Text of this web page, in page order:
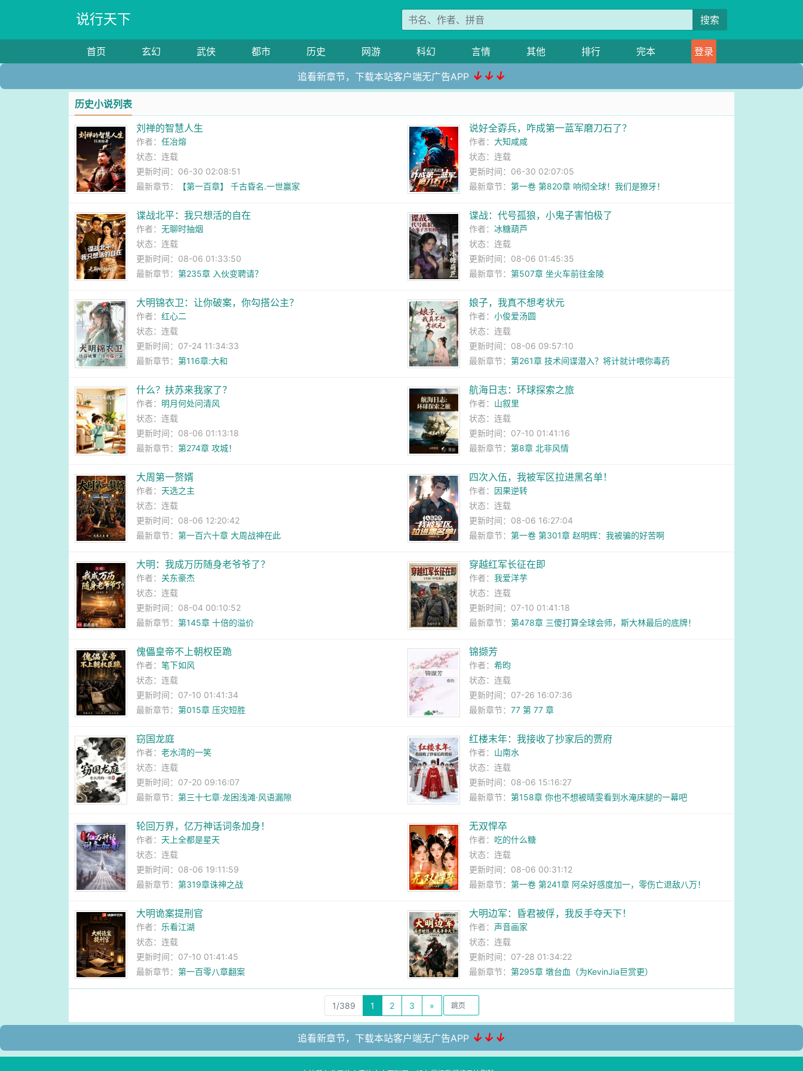
说行天下 搜索
首页 玄幻 武侠 都市 历史 网游 科幻 言情 其他 排行 完本 登录
追看新章节，下载本站客户端无广告APP ↓↓↓
历史小说列表
刘禅的智慧人生
作者：任冶熔
状态：连载
更新时间：06-30 02:08:51
最新章节：
【第一百章】 千古昏名.一世赢家
说好全孬兵，咋成第一蓝军磨刀石了？
作者： 大知咸咸
状态：连载
更新时间：06-30 02:07:05
最新章节： 第一卷 第820章 响彻全球！我们是獠牙！
谍战北平：我只想活的自在
作者：无聊时抽烟
状态：连载
更新时间：08-06 01:33:50
最新章节：第235章 入伙变聘请？
谍战：代号孤狼，小鬼子害怕极了
作者： 冰糖葫芦
状态：连载
更新时间：08-06 01:45:35
最新章节： 第507章 坐火车前往金陵
大明锦衣卫：让你破案，你勾搭公主？
作者：红心二
状态：连载
更新时间：07-24 11:34:33
最新章节：第116章:大和
娘子，我真不想考状元
作者： 小俊爱汤圆
状态：连载
更新时间：08-06 09:57:10
最新章节： 第261章 技术间谍潜入？将计就计喂你毒药
什么？扶苏来我家了？
作者： 明月何处问清风
状态：连载
更新时间：08-06 01:13:18
最新章节：第274章 攻城！
航海日志：环球探索之旅
作者： 山叙里
状态：连载
更新时间：07-10 01:41:16
最新章节： 第8章 北非风情
大周第一赘婿
作者： 天选之主
状态：连载
更新时间：08-06 12:20:42
最新章节：第一百六十章 大周战神在此
四次入伍，我被军区拉进黑名单！
作者： 因果逆转
状态：连载
更新时间：08-06 16:27:04
最新章节： 第一卷 第301章 赵明辉：我被骗的好苦啊
大明：我成万历随身老爷爷了？
作者： 关东豪杰
状态：连载
更新时间：08-04 00:10:52
最新章节：第145章 十倍的溢价
穿越红军长征在即
作者： 我爱洋芋
状态：连载
更新时间：07-10 01:41:18
最新章节： 第478章 三傻打算全球会师，斯大林最后的底牌！
傀儡皇帝不上朝权臣跪
作者：笔下如风
状态：连载
更新时间：07-10 01:41:34
最新章节：第015章 压灾短胜
锦撷芳
作者： 希昀
状态：连载
更新时间：07-26 16:07:36
最新章节： 77 第 77 章
窃国龙庭
作者：老水湾的一笑
状态：连载
更新时间：07-20 09:16:07
最新章节：第三十七章·龙困浅滩·风语漏隙
红楼末年：我接收了抄家后的贾府
作者： 山南水
状态：连载
更新时间：08-06 15:16:27
最新章节： 第158章 你也不想被晴雯看到水淹床腿的一幕吧
轮回万界，亿万神话词条加身！
作者： 天上全都是星天
状态：连载
更新时间：08-06 19:11:59
最新章节：第319章诛神之战
无双悍卒
作者： 吃的什么糖
状态：连载
更新时间：08-06 00:31:12
最新章节： 第一卷 第241章 阿朵好感度加一，零伤亡退敌八万！
大明诡案提刑官
作者： 乐看江湖
状态：连载
更新时间：07-10 01:41:45
最新章节：第一百零八章翻案
大明边军：昏君被俘，我反手夺天下！
作者： 声音画家
状态：连载
更新时间：07-28 01:34:22
最新章节： 第295章 墩台血（为KevinJia巨赏更）
1/389 1 2 3 »
追看新章节，下载本站客户端无广告APP ↓↓↓